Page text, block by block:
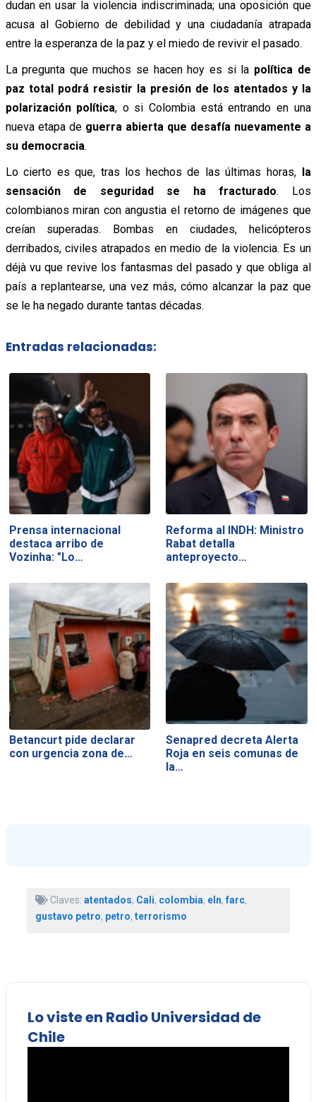
dudan en usar la violencia indiscriminada; una oposición que
acusa al Gobierno de debilidad y una ciudadanía atrapada
entre la esperanza de la paz y el miedo de revivir el pasado.
La pregunta que muchos se hacen hoy es si la política de
paz total podrá resistir la presión de los atentados y la
polarización política, o si Colombia está entrando en una
nueva etapa de guerra abierta que desafía nuevamente a
su democracia.
Lo cierto es que, tras los hechos de las últimas horas,
la
sensación de seguridad se ha fracturado. Los
colombianos miran con angustia el retorno de imágenes que
creían superadas. Bombas en ciudades, helicópteros
derribados, civiles atrapados en medio de la violencia. Es un
déjà vu que revive los fantasmas del pasado y que obliga al
país a replantearse, una vez más, cómo alcanzar la paz que
se le ha negado durante tantas décadas.
Entradas relacionadas:
Prensa internacional
destaca arribo de
Vozinha: "Lo…
Reforma al INDH: Ministro
Rabat detalla
anteproyecto…
Betancurt pide declarar
con urgencia zona de…
Senapred decreta Alerta
Roja en seis comunas de
la…
Claves: atentados, Cali, colombia, eln,farc,
gustavo petro, petro, terrorismo
Lo viste en Radio Universidad de
Chile